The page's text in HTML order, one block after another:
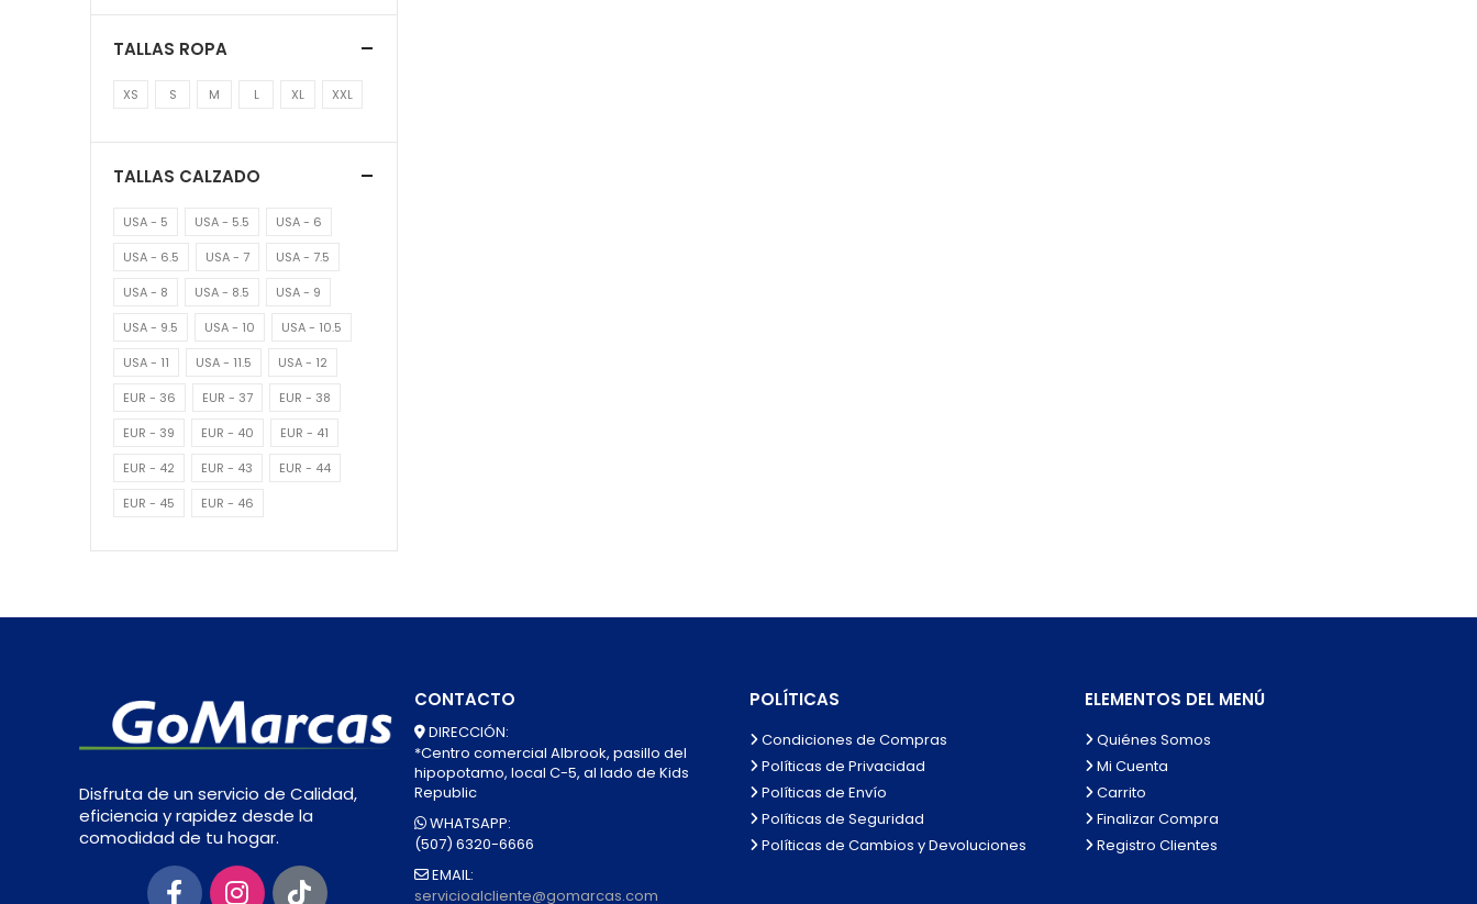
TALLAS ROPA
XS S M L XL XXL
TALLAS CALZADO
USA - 5 USA - 5.5
USA - 6
USA - 6.5
USA - 7
USA - 7.5
USA - 8
USA - 8.5
USA - 9
USA - 9.5
USA - 10
USA - 10.5
USA - 11
USA - 11.5
USA - 12
EUR - 36
EUR - 37
EUR - 38
EUR - 39
EUR - 40
EUR - 41
EUR - 42
EUR - 43
EUR - 44
EUR - 45
EUR - 46
Disfruta de un servicio de Calidad,
eficiencia y rapidez desde la
comodidad de tu hogar.
CONTACTO
DIRECCIÓN:
*Centro comercial Albrook, pasillo del
hipopotamo, local C-5, al lado de Kids
Republic
WHATSAPP:
(507) 6320-6666
EMAIL:
servicioalcliente@gomarcas.com
POLÍTICAS
Condiciones de Compras
Políticas de Privacidad
Políticas de Envío
Políticas de Seguridad
Políticas de Cambios y Devoluciones
ELEMENTOS DEL MENÚ
Quiénes Somos
Mi Cuenta
Carrito
Finalizar Compra
Registro Clientes